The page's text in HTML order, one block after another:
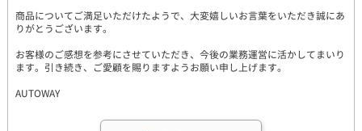
商品についてご満足いただけたようで、大変嬉しいお言葉をいただき誠にあ
りがとうございます。
お客様のご感想を参考にさせていただき、今後の業務運営に活かしてまいり
ます。引き続き、ご愛顧を賜りますようお願い申し上げます。
AUTOWAY